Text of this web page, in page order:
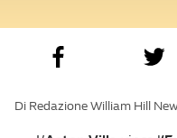
Di Redazione William Hill